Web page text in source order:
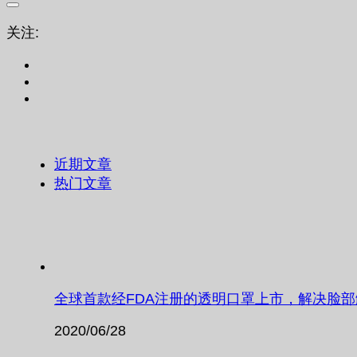
关注:
近期文章
热门文章
全球首款经FDA注册的透明口罩上市，解决脸
2020/06/28